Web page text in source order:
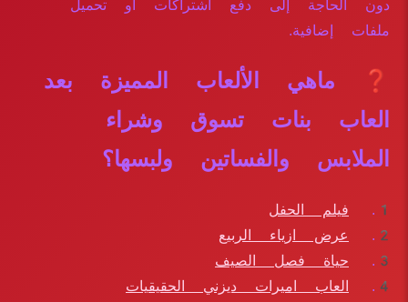
دون الحاجة إلى دفع اشتراكات أو تحميل
ملفات إضافية.
❓ ماهي الألعاب المميزة بعد
العاب بنات تسوق وشراء
الملابس والفساتين ولبسها؟
فيلم الحفل
عرض ازياء الربيع
حياة فصل الصيف
العاب اميرات ديزني الحقيقيات